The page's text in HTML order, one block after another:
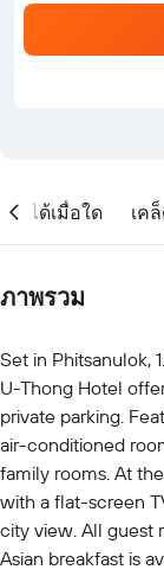
องได้เมื่อใด เค
ภาพรวม
Set in Phitsanulok,
U-Thong Hotel
private parking.
air-conditioned
family rooms. At
with a flat-screen
city view. All guest
Asian breakfast is